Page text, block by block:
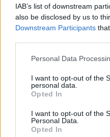
IAB’s list of downstream
also be disclosed by us to
Downstream Participants
Please note that this
not limited to your visit or
grant or deny consent to
use your data for below
consent section.
Personal Data
I want to opt-out of the
personal data.
Opted In
I want to opt-out of the
Personal Data.
Opted In
15:46
Ocon is jön a bokszba, de
másodpercig tart - Russell
Verstappen pillanatokon
Verstappen a bal elsőre